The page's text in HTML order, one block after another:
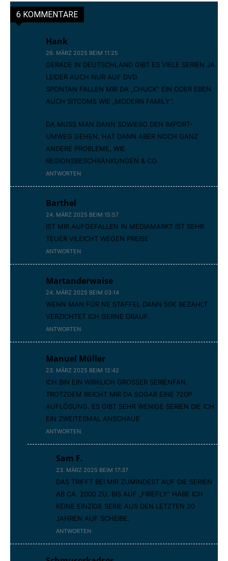
6 KOMMENTARE
Hank
26. MÄRZ 2025 BEIM 11:25
GERADE IN DEUTSCHLAND GIBT ES VIELE SERIEN JA
LEIDER AUCH NUR AUF DVD.
SPONTAN FALLEN MIR DA „CHUCK“ EIN ODER EBEN
AUCH SITCOMS WIE „MODERN FAMILY“.
DA MUSS MAN DANN SOWIESO DEN IMPORT-
UMWEG GEHEN, HAT DANN ABER NOCH GANZ
ANDERE PROBLEME, WIE
REGIONSBESCHRÄNKUNGEN & CO.
ANTWORTEN
Barthel
24. MÄRZ 2025 BEIM 15:57
IST MIR AUFGEFALLEN IN MEDIAMARKT IST SEHR
TEUER VILEICHT WEGEN PREISE
ANTWORTEN
Martanderwaise
24. MÄRZ 2025 BEIM 03:14
WENN MAN FÜR NE STAFFEL DANN 50€ BEZAHLT
VERZICHTET ICH GERNE DRAUF.
ANTWORTEN
Manuel Müller
23. MÄRZ 2025 BEIM 12:42
ICH BIN EIN WIRKLICH GROSSER SERIENFAN.
TROTZDEM REICHT MIR DA SOGAR EINE 720P
AUFLÖSUNG. ES GIBT SEHR WENIGE SERIEN DIE ICH
EIN ZWEITESMAL ANSCHAUE
ANTWORTEN
Sam F.
23. MÄRZ 2025 BEIM 17:37
DAS TRIFFT BEI MIR ZUMINDEST AUF DIE SERIEN
AB CA. 2000 ZU. BIS AUF „FIREFLY“ HABE ICH
KEINE EINZIGE SERIE AUS DEN LETZTEN 20
JAHREN AUF SCHEIBE.
ANTWORTEN